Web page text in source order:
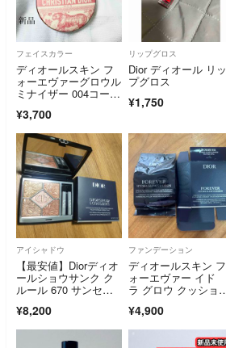
フェイスカラー
ディオールスキン フ
ォーエヴァーグロウル
ミナイザー 004コーラ
ス パウダー）
¥3,700
リップグロス
Dior ディオール リッ
プグロス
¥1,750
アイシャドウ
【最安値】Diorディオ
ールショウサンク ク
ルール 670 サンセッ
¥8,200
ファンデーション
ディオールスキン フ
ォーエヴァー イド
ラ グロウ クッショ
ル
¥4,900